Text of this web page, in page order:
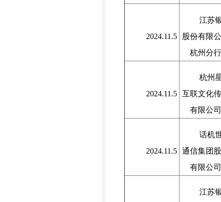
2024.11.5
江苏
股份有限
杭州分
2024.11.5
杭州
互联文化
有限公
2024.11.5
话机
通信集团
有限公
江苏